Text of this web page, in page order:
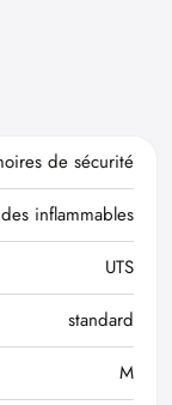
de sécurité
inflammables
UTS
standard
M